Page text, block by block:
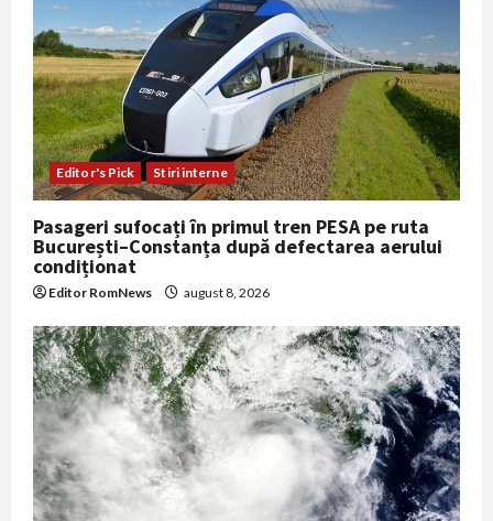
Editor's Pick Stiri interne
Pasageri sufocați în primul tren PESA pe ruta
București–Constanța după defectarea aerului
condiționat
Editor RomNews august 8, 2026